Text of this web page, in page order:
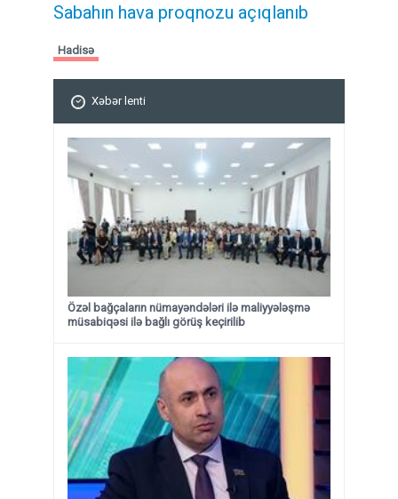
Sabahın hava proqnozu açıqlanıb
Hadisə
Xəbər lenti
Özəl bağçaların nümayəndələri ilə maliyyələşmə
müsabiqəsi ilə bağlı görüş keçirilib